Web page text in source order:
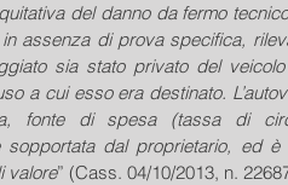
del danno da fermo
assenza di prova specifica,
sia stato privato del
a cui esso era destinato.
fonte di spesa (tassa di
sopportata dal proprietario, ed
valore” (Cass. 04/10/2013, n.